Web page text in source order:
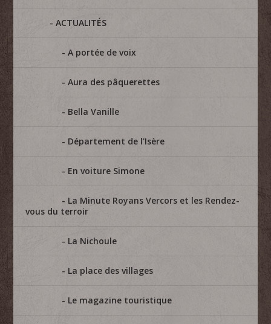
ACTUALITÉS
A portée de voix
Aura des pâquerettes
Bella Vanille
Département de l'Isère
En voiture Simone
La Minute Royans Vercors et les Rendez-
vous du terroir
La Nichoule
La place des villages
Le magazine touristique